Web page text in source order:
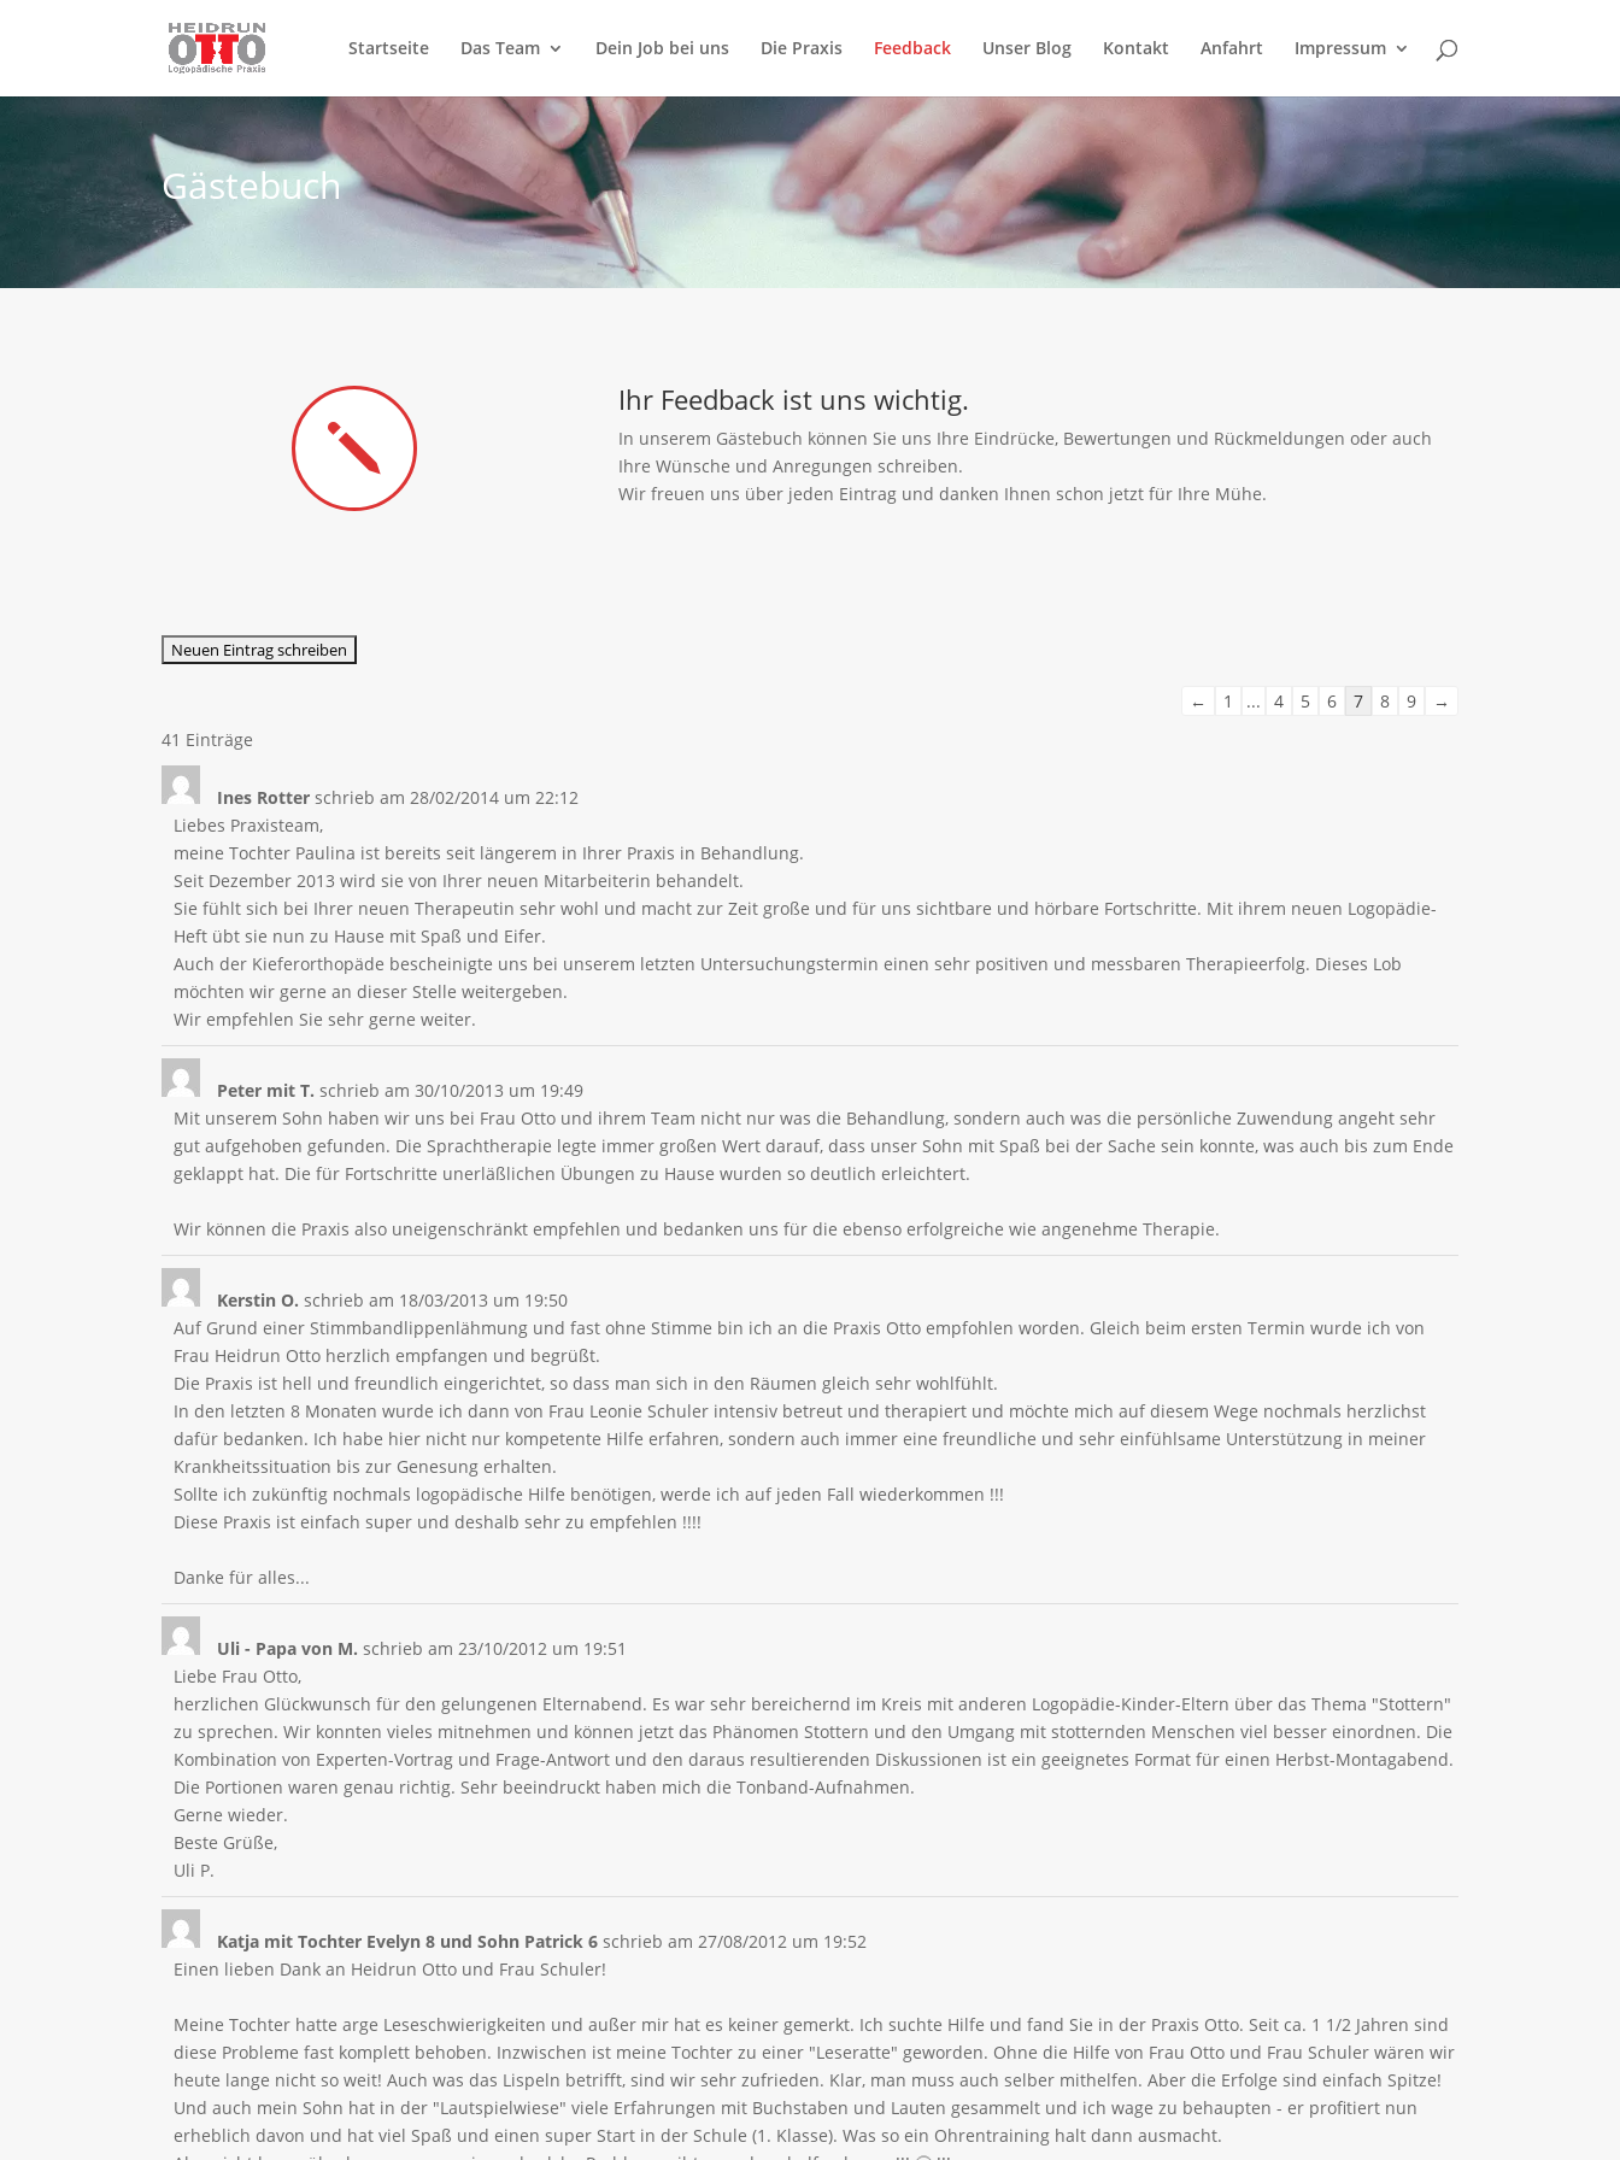
Startseite Das Team Dein Job bei uns Die Praxis Feedback Unser Blog Kontakt Anfahrt Impressum
Gästebuch
j
Ihr Feedback ist uns wichtig.
In unserem Gästebuch können Sie uns Ihre Eindrücke, Bewertungen und Rückmeldungen oder auch
Ihre Wünsche und Anregungen schreiben.
Wir freuen uns über jeden Eintrag und danken Ihnen schon jetzt für Ihre Mühe.
Navigation
← 1 ... 4 5 6 7 8 9
→
41 Einträge
Ines Rotterschrieb am 28/02/2014 um 22:12
Liebes Praxisteam,
meine Tochter Paulina ist bereits seit längerem in Ihrer Praxis in Behandlung.
Seit Dezember 2013 wird sie von Ihrer neuen Mitarbeiterin behandelt.
Sie fühlt sich bei Ihrer neuen Therapeutin sehr wohl und macht zur Zeit große und für uns sichtbare und hörbare Fortschritte. Mit ihrem neuen Logopädie-
Heft übt sie nun zu Hause mit Spaß und Eifer.
Auch der Kieferorthopäde bescheinigte uns bei unserem letzten Untersuchungstermin einen sehr positiven und messbaren Therapieerfolg. Dieses Lob
möchten wir gerne an dieser Stelle weitergeben.
Wir empfehlen Sie sehr gerne weiter.
Peter mit T.schrieb am 30/10/2013 um 19:49
Mit unserem Sohn haben wir uns bei Frau Otto und ihrem Team nicht nur was die Behandlung, sondern auch was die persönliche Zuwendung angeht sehr
gut aufgehoben gefunden. Die Sprachtherapie legte immer großen Wert darauf, dass unser Sohn mit Spaß bei der Sache sein konnte, was auch bis zum Ende
geklappt hat. Die für Fortschritte unerläßlichen Übungen zu Hause wurden so deutlich erleichtert.
Wir können die Praxis also uneigenschränkt empfehlen und bedanken uns für die ebenso erfolgreiche wie angenehme Therapie.
Kerstin O.schrieb am 18/03/2013 um 19:50
Auf Grund einer Stimmbandlippenlähmung und fast ohne Stimme bin ich an die Praxis Otto empfohlen worden. Gleich beim ersten Termin wurde ich von
Frau Heidrun Otto herzlich empfangen und begrüßt.
Die Praxis ist hell und freundlich eingerichtet, so dass man sich in den Räumen gleich sehr wohlfühlt.
In den letzten 8 Monaten wurde ich dann von Frau Leonie Schuler intensiv betreut und therapiert und möchte mich auf diesem Wege nochmals herzlichst
dafür bedanken. Ich habe hier nicht nur kompetente Hilfe erfahren, sondern auch immer eine freundliche und sehr einfühlsame Unterstützung in meiner
Krankheitssituation bis zur Genesung erhalten.
Sollte ich zukünftig nochmals logopädische Hilfe benötigen, werde ich auf jeden Fall wiederkommen !!!
Diese Praxis ist einfach super und deshalb sehr zu empfehlen !!!!
Danke für alles...
Uli - Papa von M.schrieb am 23/10/2012 um 19:51
Liebe Frau Otto,
herzlichen Glückwunsch für den gelungenen Elternabend. Es war sehr bereichernd im Kreis mit anderen Logopädie-Kinder-Eltern über das Thema "Stottern"
zu sprechen. Wir konnten vieles mitnehmen und können jetzt das Phänomen Stottern und den Umgang mit stotternden Menschen viel besser einordnen. Die
Kombination von Experten-Vortrag und Frage-Antwort und den daraus resultierenden Diskussionen ist ein geeignetes Format für einen Herbst-Montagabend.
Die Portionen waren genau richtig. Sehr beeindruckt haben mich die Tonband-Aufnahmen.
Gerne wieder.
Beste Grüße,
Uli P.
Katja mit Tochter Evelyn 8 und Sohn Patrick 6schrieb am 27/08/2012 um 19:52
Einen lieben Dank an Heidrun Otto und Frau Schuler!
Meine Tochter hatte arge Leseschwierigkeiten und außer mir hat es keiner gemerkt. Ich suchte Hilfe und fand Sie in der Praxis Otto. Seit ca. 1 1/2 Jahren sind
diese Probleme fast komplett behoben. Inzwischen ist meine Tochter zu einer "Leseratte" geworden. Ohne die Hilfe von Frau Otto und Frau Schuler wären wir
heute lange nicht so weit! Auch was das Lispeln betrifft, sind wir sehr zufrieden. Klar, man muss auch selber mithelfen. Aber die Erfolge sind einfach Spitze!
Und auch mein Sohn hat in der "Lautspielwiese" viele Erfahrungen mit Buchstaben und Lauten gesammelt und ich wage zu behaupten - er profitiert nun
erheblich davon und hat viel Spaß und einen super Start in der Schule (1. Klasse). Was so ein Ohrentraining halt dann ausmacht.